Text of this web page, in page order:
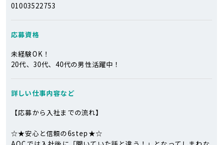
01003522753
応募資格
未経験OK！
20代、30代、40代の男性活躍中！
詳しい仕事内容など
【応募から入社までの流れ】
☆★安心と信頼の6step★☆